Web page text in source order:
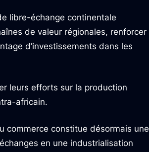
libre-échange continentale
de valeur régionales, renforcer
d’investissements dans les
leurs efforts sur la production
africain.
commerce constitue désormais une
en une industrialisation